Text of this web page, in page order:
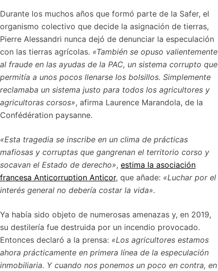
Durante los muchos años que formó parte de la Safer, el
organismo colectivo que decide la asignación de tierras,
Pierre Alessandri nunca dejó de denunciar la especulación
con las tierras agrícolas. «También se opuso valientemente
al fraude en las ayudas de la PAC, un sistema corrupto que
permitía a unos pocos llenarse los bolsillos. Simplemente
reclamaba un sistema justo para todos los agricultores y
agricultoras corsos», afirma Laurence Marandola, de la
Confédération paysanne.
«Esta tragedia se inscribe en un clima de prácticas
mafiosas y corruptas que gangrenan el territorio corso y
socavan el Estado de derecho», estima la asociación
francesa Anticorruption Anticor, que añade: «Luchar por el
interés general no debería costar la vida».
Ya había sido objeto de numerosas amenazas y, en 2019,
su destilería fue destruida por un incendio provocado.
Entonces declaró a la prensa: «Los agricultores estamos
ahora prácticamente en primera línea de la especulación
inmobiliaria. Y cuando nos ponemos un poco en contra, en